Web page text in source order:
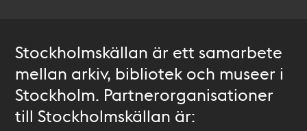
Stockholmskällan är ett samarbete
mellan arkiv, bibliotek och museer i
Stockholm. Partnerorganisationer
till Stockholmskällan är: